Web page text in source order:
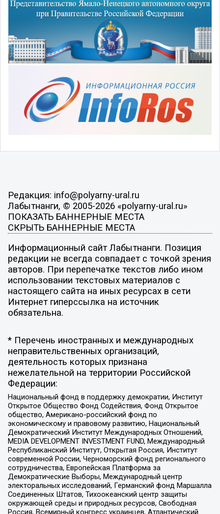
Редакция: info@polyarny-ural.ru
Лабытнанги, © 2005-2026 «polyarny-ural.ru»
ПОКАЗАТЬ БАННЕРНЫЕ МЕСТА
СКРЫТЬ БАННЕРНЫЕ МЕСТА
Информационный сайт Лабытнанги. Позиция
редакции не всегда совпадает с точкой зрения
авторов. При перепечатке текстов либо ином
использовании текстовых материалов с
настоящего сайта на иных ресурсах в сети
Интернет гиперссылка на источник
обязательна.
* Перечень иностранных и международных
неправительственных организаций,
деятельность которых признана
нежелательной на территории Российской
Федерации:
Национальный фонд в поддержку демократии, Институт
Открытое Общество Фонд Содействия, Фонд Открытое
общество, Американо-российский фонд по
экономическому и правовому развитию, Национальный
Демократический Институт Международных Отношений,
MEDIA DEVELOPMENT INVESTMENT FUND, Международный
Республиканский Институт, Открытая Россия, Институт
современной России, Черноморский фонд регионального
сотрудничества, Европейская Платформа за
Демократические Выборы, Международный центр
электоральных исследований, Германский фонд Маршалла
Соединенных Штатов, Тихоокеанский центр защиты
окружающей среды и природных ресурсов, Свободная
Россия, Всемирный конгресс украинцев, Атлантический